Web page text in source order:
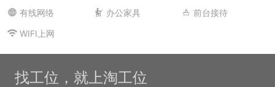
有线网络
办公家具
前台接待
WIFI上网
找工位，就上淘工位